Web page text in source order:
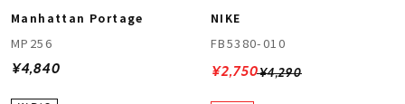
Manhattan Portage
MP256
¥4,840
NIKE
FB5380-010
¥4,290
¥2,750